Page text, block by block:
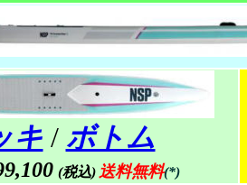
キ / ボトム
(税込)送料無料(*)